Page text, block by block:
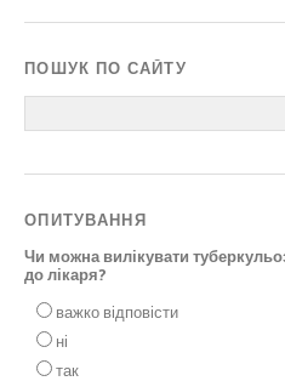
ПОШУК ПО САЙТУ
ОПИТУВАННЯ
Чи можна вилікувати
до лікаря?
важко відповісти
ні
так